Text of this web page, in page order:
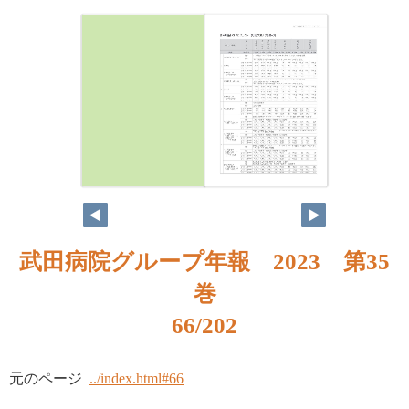
武田病院グループ年報 2023 第35
巻
66/202
元のページ ../index.html#66